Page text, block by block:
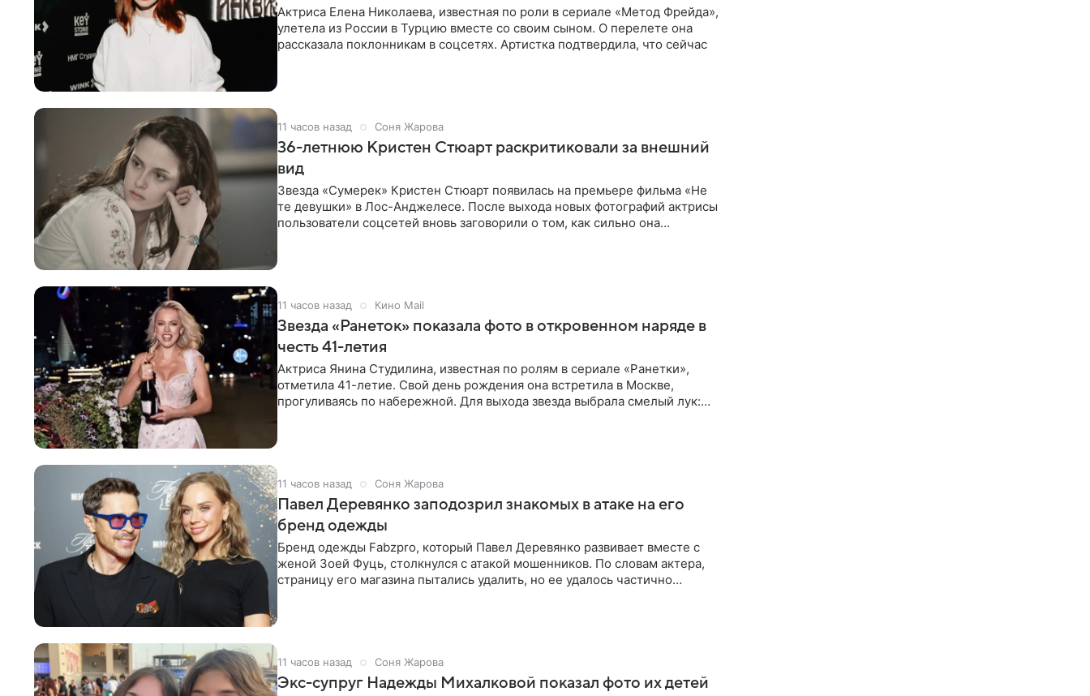
Актриса Елена Николаева, известная по роли в сериале «Метод Фрейда»,
улетела из России в Турцию вместе со своим сыном. О перелете она
рассказала поклонникам в соцсетях. Артистка подтвердила, что сейчас
11 часов назад Соня Жарова
36-летнюю Кристен Стюарт раскритиковали за внешний
вид
Звезда «Сумерек» Кристен Стюарт появилась на премьере фильма «Не
те девушки» в Лос-Анджелесе. После выхода новых фотографий актрисы
пользователи соцсетей вновь заговорили о том, как сильно она
11 часов назад Кино Mail
Звезда «Ранеток» показала фото в откровенном наряде в
честь 41-летия
Актриса Янина Студилина, известная по ролям в сериале «Ранетки»,
отметила 41-летие. Свой день рождения она встретила в Москве,
прогуливаясь по набережной. Для выхода звезда выбрала смелый лук:
11 часов назад Соня Жарова
Павел Деревянко заподозрил знакомых в атаке на его
бренд одежды
Бренд одежды Fabzpro, который Павел Деревянко развивает вместе с
женой Зоей Фуць, столкнулся с атакой мошенников. По словам актера,
страницу его магазина пытались удалить, но ее удалось частично
11 часов назад Соня Жарова
Экс-супруг Надежды Михалковой показал фото их детей